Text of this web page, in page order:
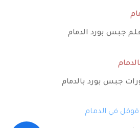
جبس بورد الدمام
جبس بورد بالدمام
في الدمام